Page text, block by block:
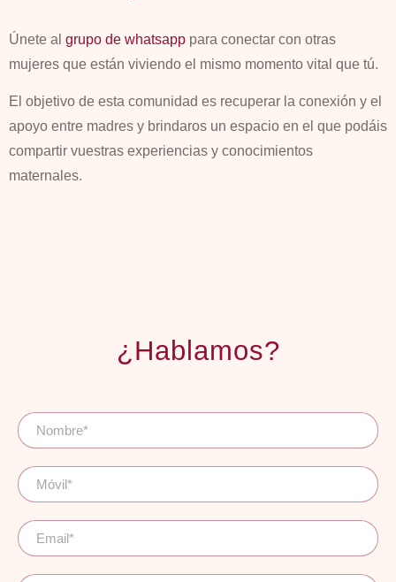
Únete al grupo de whatsapp para conectar con otras
mujeres que están viviendo el mismo momento vital que tú.
El objetivo de esta comunidad es recuperar la conexión y el
apoyo entre madres y brindaros un espacio en el que podáis
compartir vuestras experiencias y conocimientos
maternales.
¿Hablamos?